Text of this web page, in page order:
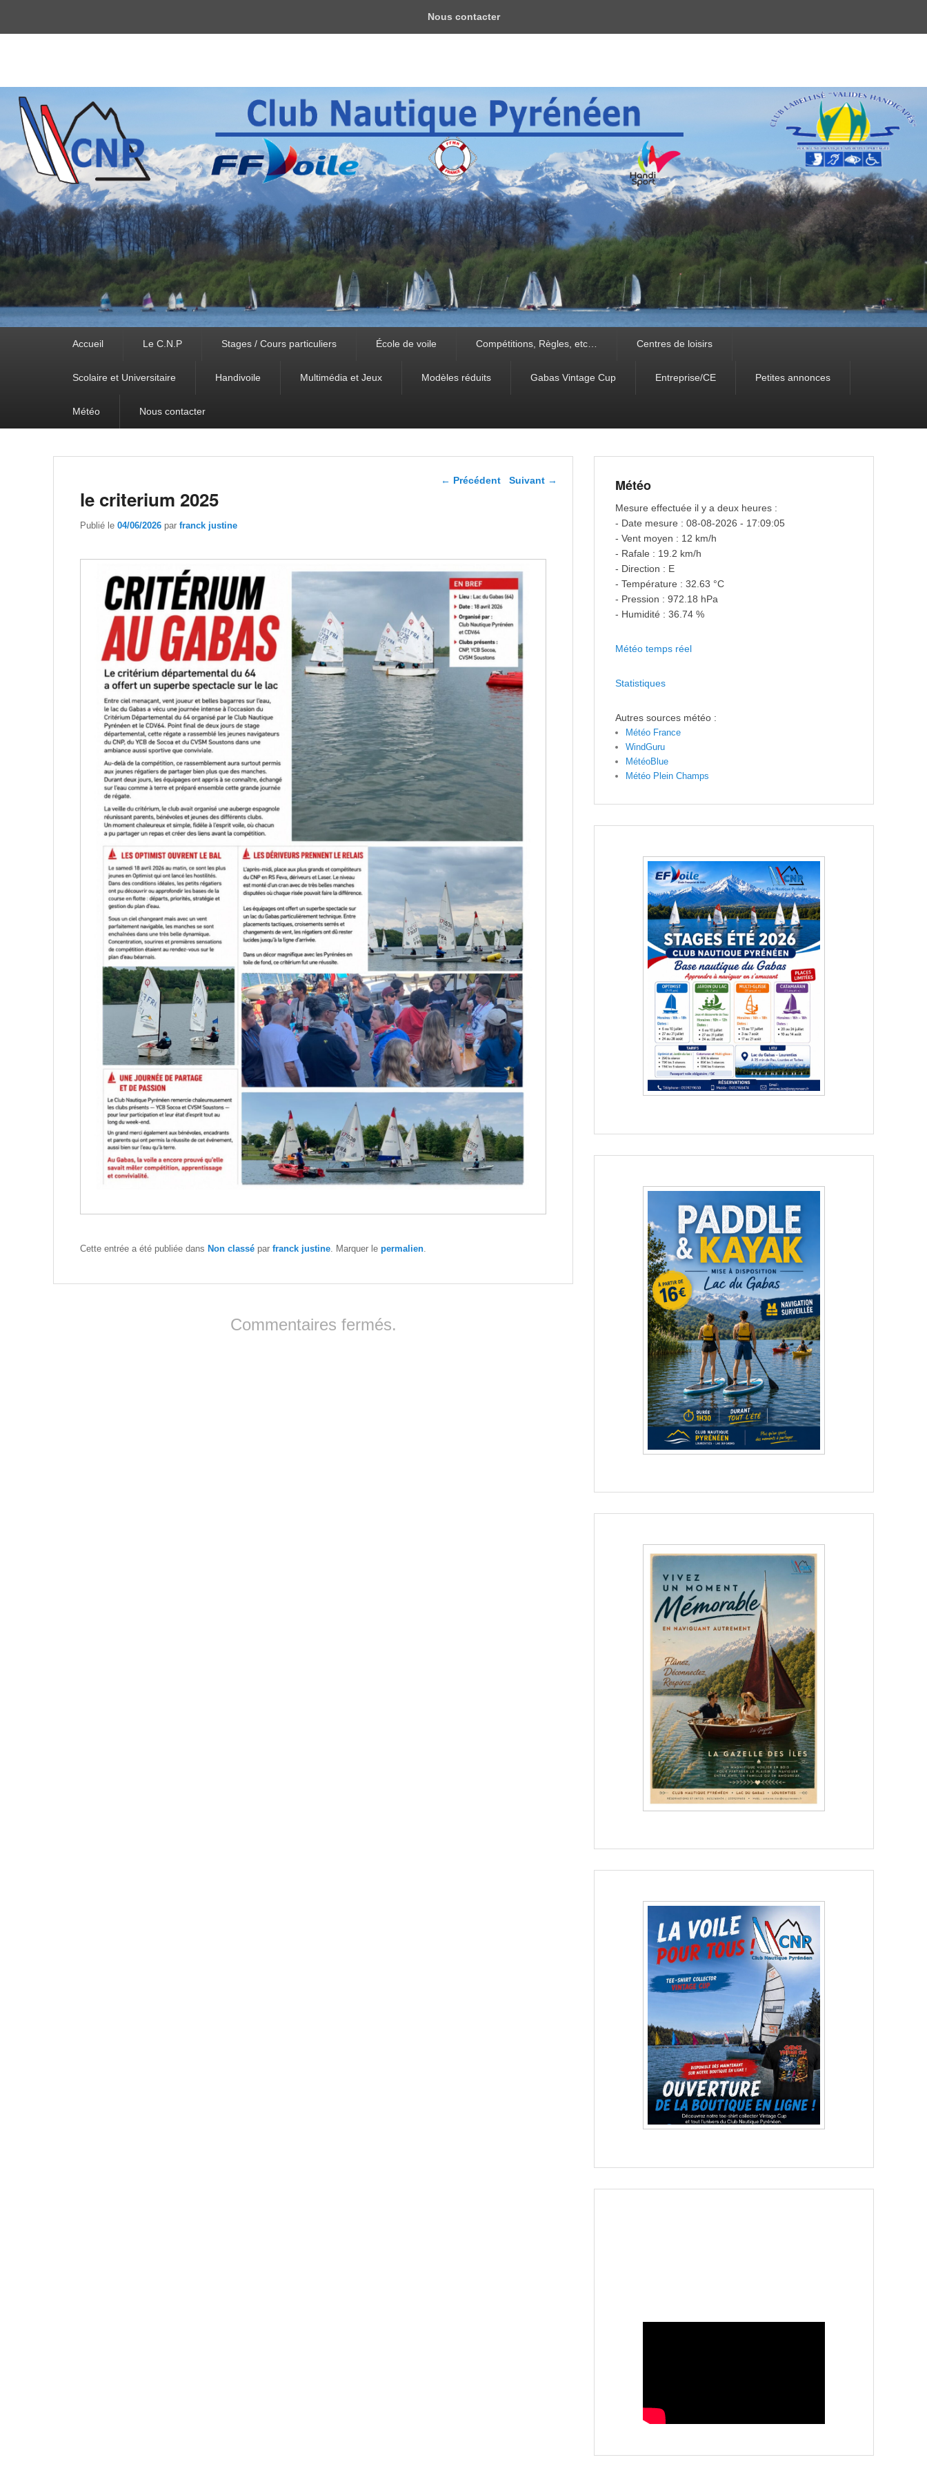
haut
Nous contacter
La voile pour tous
Accueil Le C.N.P Stages / Cours particuliers École de voile Compétitions, Règles, etc… Centres de loisirs
Scolaire et Universitaire Handivoile Multimédia et Jeux Modèles réduits Gabas Vintage Cup Entreprise/CE Petites annonces
Météo Nous contacter
Navigation dans les
← Précédent Suivant →
le criterium 2025
Publié le 04/06/2026 par franck justine
Cette entrée a été publiée dans Non classé par franck justine. Marquer le permalien.
Commentaires fermés.
Météo
Mesure effectuée il y a deux heures :
- Date mesure : 08-08-2026 - 17:09:05
- Vent moyen : 12 km/h
- Rafale : 19.2 km/h
- Direction : E
- Température : 32.63 °C
- Pression : 972.18 hPa
- Humidité : 36.74 %
Météo temps réel
Statistiques
Autres sources météo :
Météo France
WindGuru
MétéoBlue
Météo Plein Champs